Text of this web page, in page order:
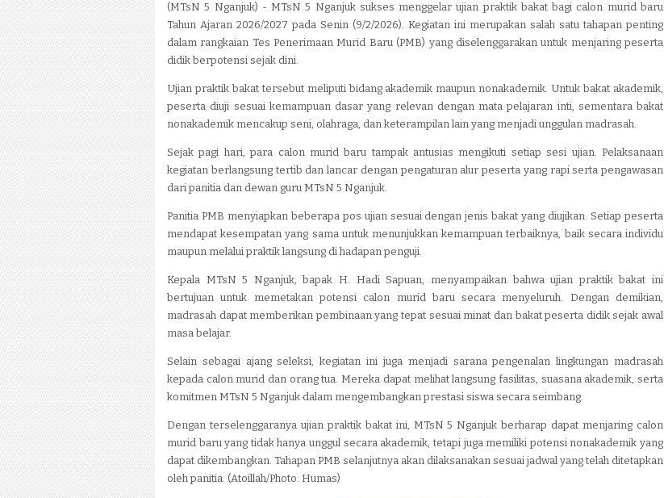
(MTsN 5 Nganjuk) - MTsN 5 Nganjuk sukses menggelar ujian praktik bakat bagi calon murid baru
Tahun Ajaran 2026/2027 pada Senin (9/2/2026). Kegiatan ini merupakan salah satu tahapan penting
dalam rangkaian Tes Penerimaan Murid Baru (PMB) yang diselenggarakan untuk menjaring peserta
didik berpotensi sejak dini.
Ujian praktik bakat tersebut meliputi bidang akademik maupun nonakademik. Untuk bakat akademik,
peserta diuji sesuai kemampuan dasar yang relevan dengan mata pelajaran inti, sementara bakat
nonakademik mencakup seni, olahraga, dan keterampilan lain yang menjadi unggulan madrasah.
Sejak pagi hari, para calon murid baru tampak antusias mengikuti setiap sesi ujian. Pelaksanaan
kegiatan berlangsung tertib dan lancar dengan pengaturan alur peserta yang rapi serta pengawasan
dari panitia dan dewan guru MTsN 5 Nganjuk.
Panitia PMB menyiapkan beberapa pos ujian sesuai dengan jenis bakat yang diujikan. Setiap peserta
mendapat kesempatan yang sama untuk menunjukkan kemampuan terbaiknya, baik secara individu
maupun melalui praktik langsung di hadapan penguji.
Kepala MTsN 5 Nganjuk, bapak H. Hadi Sapuan, menyampaikan bahwa ujian praktik bakat ini
bertujuan untuk memetakan potensi calon murid baru secara menyeluruh. Dengan demikian,
madrasah dapat memberikan pembinaan yang tepat sesuai minat dan bakat peserta didik sejak awal
masa belajar.
Selain sebagai ajang seleksi, kegiatan ini juga menjadi sarana pengenalan lingkungan madrasah
kepada calon murid dan orang tua. Mereka dapat melihat langsung fasilitas, suasana akademik, serta
komitmen MTsN 5 Nganjuk dalam mengembangkan prestasi siswa secara seimbang.
Dengan terselenggaranya ujian praktik bakat ini, MTsN 5 Nganjuk berharap dapat menjaring calon
murid baru yang tidak hanya unggul secara akademik, tetapi juga memiliki potensi nonakademik yang
dapat dikembangkan. Tahapan PMB selanjutnya akan dilaksanakan sesuai jadwal yang telah ditetapkan
oleh panitia. (Atoillah/Photo: Humas)